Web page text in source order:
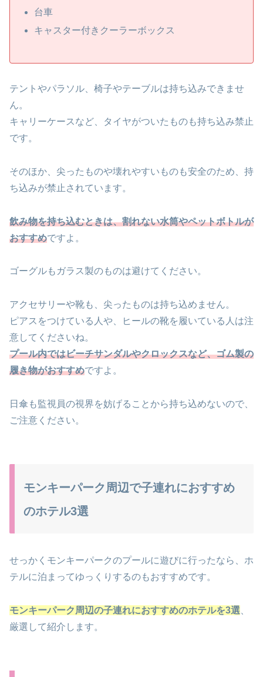
台車
キャスター付きクーラーボックス
テントやパラソル、椅子やテーブルは持ち込みできませ
ん。
キャリーケースなど、タイヤがついたものも持ち込み禁止
です。
そのほか、尖ったものや壊れやすいものも安全のため、持
ち込みが禁止されています。
飲み物を持ち込むときは、割れない水筒やペットボトルが
おすすめですよ。
ゴーグルもガラス製のものは避けてください。
アクセサリーや靴も、尖ったものは持ち込めません。
ピアスをつけている人や、ヒールの靴を履いている人は注
意してくださいね。
プール内ではビーチサンダルやクロックスなど、ゴム製の
履き物がおすすめですよ。
日傘も監視員の視界を妨げることから持ち込めないので、
ご注意ください。
モンキーパーク周辺で子連れにおすすめ
のホテル3選
せっかくモンキーパークのプールに遊びに行ったなら、ホ
テルに泊まってゆっくりするのもおすすめです。
モンキーパーク周辺の子連れにおすすめのホテルを3選
厳選して紹介します。